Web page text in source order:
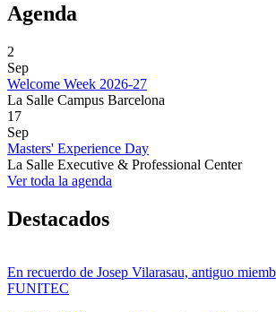
Agenda
2
Sep
Welcome Week 2026-27
La Salle Campus Barcelona
17
Sep
Masters' Experience Day
La Salle Executive & Professional Center
Ver toda la agenda
Destacados
En recuerdo de Josep Vilarasau, antiguo
FUNITEC